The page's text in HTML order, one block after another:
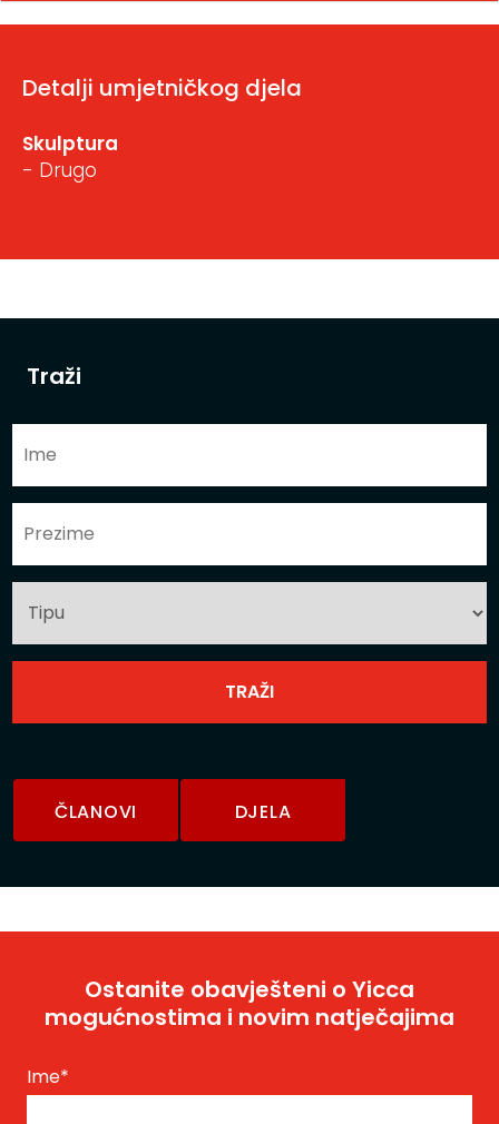
Traži
ČLANOVI DJELA
Detalji umjetničkog djela
Skulptura
- Drugo
Ostanite obavješteni o Yicca
mogućnostima i novim natječajima
Ime*